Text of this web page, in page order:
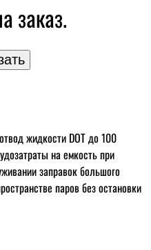
заказ.
жидкости DOT до 100
на емкость при
заправок большого
паров без остановки